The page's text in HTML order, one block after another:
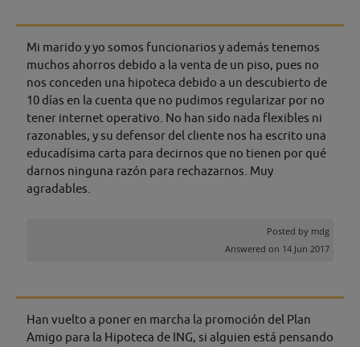
Mi marido y yo somos funcionarios y además tenemos
muchos ahorros debido a la venta de un piso, pues no
nos conceden una hipoteca debido a un descubierto de
10 días en la cuenta que no pudimos regularizar por no
tener internet operativo. No han sido nada flexibles ni
razonables, y su defensor del cliente nos ha escrito una
educadísima carta para decirnos que no tienen por qué
darnos ninguna razón para rechazarnos. Muy
agradables.
Posted by mdg
Answered on 14 Jun 2017
Han vuelto a poner en marcha la promoción del Plan
Amigo para la Hipoteca de ING, si alguien está pensando